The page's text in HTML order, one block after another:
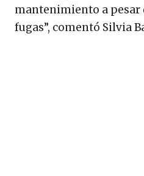
mantenimiento a pesar
fugas”, comentó Silvia